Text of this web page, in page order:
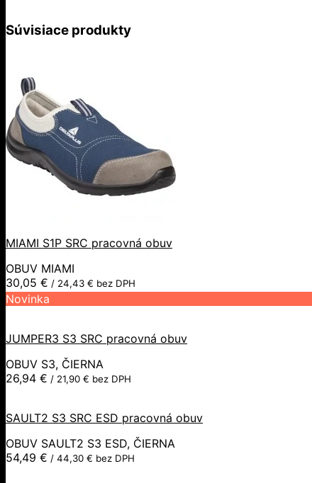
Súvisiace produkty
MIAMI S1P SRC pracovná obuv
OBUV MIAMI
30,05 € / 24,43 € bez DPH
Novinka
JUMPER3 S3 SRC pracovná obuv
OBUV S3, ČIERNA
26,94 € / 21,90 € bez DPH
SAULT2 S3 SRC ESD pracovná obuv
OBUV SAULT2 S3 ESD, ČIERNA
54,49 € / 44,30 € bez DPH